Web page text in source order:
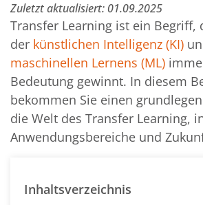
Zuletzt aktualisiert: 01.09.2025
Transfer Learning ist ein Begriff,
der künstlichen Intelligenz (KI)
maschinellen Lernens (ML)
Bedeutung gewinnt. In diesem
bekommen Sie einen
die Welt des Transfer Learning,
Anwendungsbereiche und
Inhaltsverzeichnis